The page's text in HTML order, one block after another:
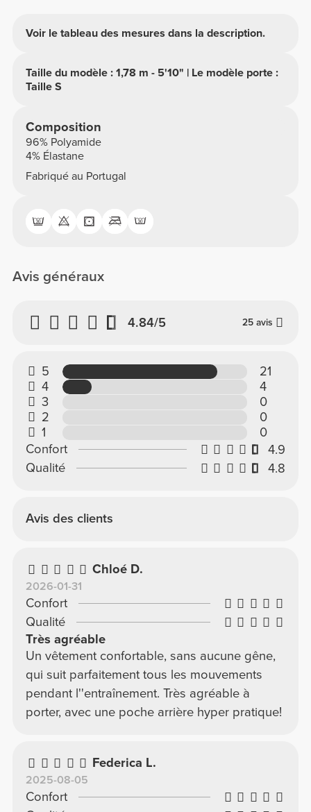
Voir le tableau des mesures dans la description.
Taille du modèle : 1,78 m - 5'10" | Le modèle porte :
Taille S
Composition
96% Polyamide
4% Élastane
Fabriqué au Portugal
Avis généraux
4.84/5 25 avis
5
21
4
4
3
0
2
0
1
0
Confort
4.9
Qualité
4.8
Avis des clients
Chloé D.
2026-01-31
Confort
Qualité
Très agréable
Un vêtement confortable, sans aucune gêne,
qui suit parfaitement tous les mouvements
pendant l''entraînement. Très agréable à
porter, avec une poche arrière hyper pratique!
Federica L.
2025-08-05
Confort